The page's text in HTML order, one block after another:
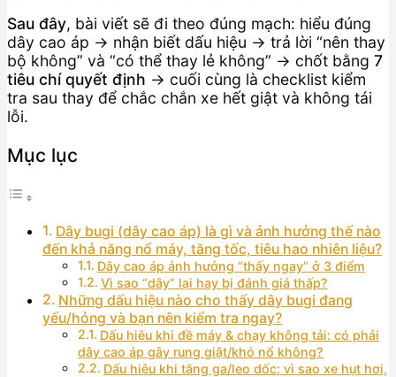
Sau đây, bài viết sẽ đi theo đúng mạch: hiểu đúng
dây cao áp → nhận biết dấu hiệu → trả lời “nên thay
bộ không” và “có thể thay lẻ không” → chốt bằng 7
tiêu chí quyết định → cuối cùng là checklist kiểm
tra sau thay để chắc chắn xe hết giật và không tái
lỗi.
Mục lục
Dây bugi (dây cao áp) là gì và ảnh hưởng thế nào
đến khả năng nổ máy, tăng tốc, tiêu hao nhiên liệu?
Dây cao áp ảnh hưởng “thấy ngay” ở 3 điểm
Vì sao “dây” lại hay bị đánh giá thấp?
Những dấu hiệu nào cho thấy dây bugi đang
yếu/hỏng và bạn nên kiểm tra ngay?
Dấu hiệu khi đề máy & chạy không tải: có phải
dây cao áp gây rung giật/khó nổ không?
Dấu hiệu khi tăng ga/leo dốc: vì sao xe hụt hơi,